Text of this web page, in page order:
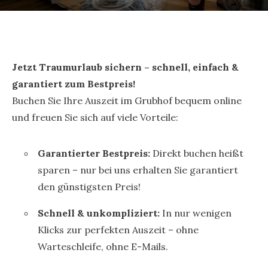
Jetzt Traumurlaub sichern – schnell, einfach &
garantiert zum Bestpreis!
Buchen Sie Ihre Auszeit im Grubhof bequem online
und freuen Sie sich auf viele Vorteile:
Garantierter Bestpreis:Direkt buchen heißt
sparen – nur bei uns erhalten Sie garantiert
den günstigsten Preis!
Schnell & unkompliziert:In nur wenigen
Klicks zur perfekten Auszeit – ohne
Warteschleife, ohne E-Mails.